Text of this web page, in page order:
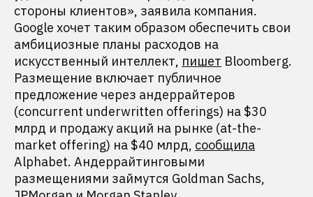
стороны клиентов», заявила компания.
Google хочет таким образом обеспечить свои
амбициозные планы расходов на
искусственный интеллект, пишет Bloomberg.
Размещение включает публичное
предложение через андеррайтеров
(concurrent underwritten offerings) на $30
млрд и продажу акций на рынке (at-the-
market offering) на $40 млрд, сообщила
Alphabet. Андеррайтинговыми
размещениями займутся Goldman Sachs,